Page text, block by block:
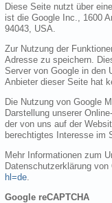
Diese Seite nutzt über
ist die Google Inc., 1600
94043, USA.
Zur Nutzung der
Adresse zu speichern.
Server von Google in den
Anbieter dieser Seite hat
Die Nutzung von Google
Darstellung unserer
der von uns auf der
berechtigtes Interesse im
Mehr Informationen zum
Datenschutzerklärung von
hl=de
Google reCAPTCHA